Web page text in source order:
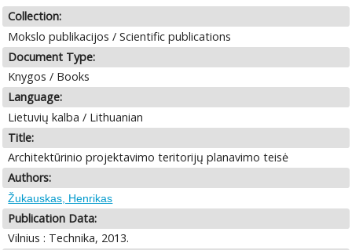
Collection:
Mokslo publikacijos / Scientific publications
Document Type:
Knygos / Books
Language:
Lietuvių kalba / Lithuanian
Title:
Architektūrinio projektavimo teritorijų planavimo teisė
Authors:
Žukauskas, Henrikas
Publication Data:
Vilnius : Technika, 2013.